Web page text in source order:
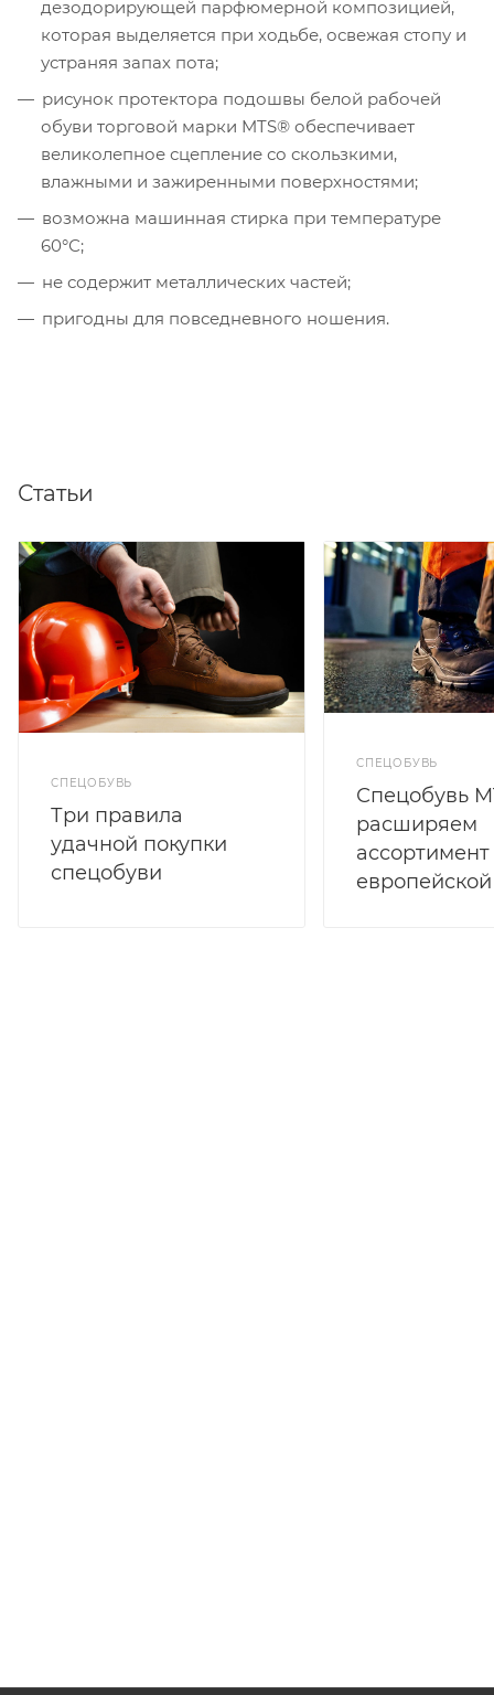
дезодорирующей парфюмерной композицией,
которая выделяется при ходьбе, освежая стопу и
устраняя запах пота;
рисунок протектора подошвы белой рабочей
обуви торговой марки MTS® обеспечивает
великолепное сцепление со скользкими,
влажными и зажиренными поверхностями;
возможна машинная стирка при температуре
60°С;
не содержит металлических частей;
пригодны для повседневного ношения.
Статьи
СПЕЦОБУВЬ
Три правила
удачной покупки
спецобуви
СПЕЦОБУВЬ
Спецобувь
расширяем
ассортимент